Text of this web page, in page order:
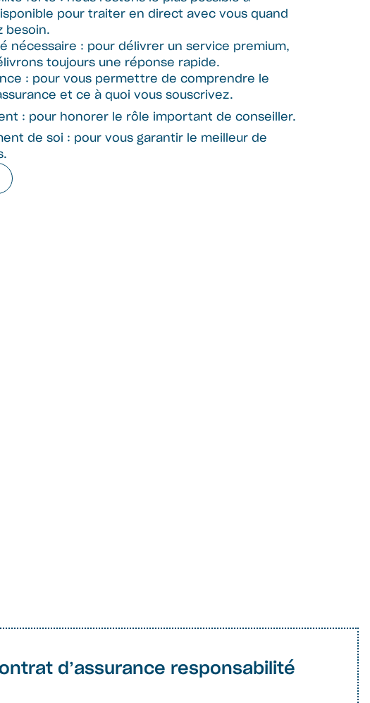
pour traiter en direct avec vous quand
besoin.
nécessaire : pour délivrer un service premium,
toujours une réponse rapide.
: pour vous permettre de comprendre le
et ce à quoi vous souscrivez.
: pour honorer le rôle important de conseiller.
de soi : pour vous garantir le meilleur de
d’assurance responsabilité